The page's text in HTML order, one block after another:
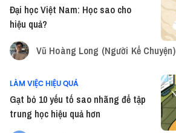
Đại học Việt Nam: Học sao cho
hiệu quả?
Vũ Hoàng Long (Người Kể Chuyện)
LÀM VIỆC HIỆU QUẢ
Gạt bỏ 10 yếu tố sao nhãng để tập
trung học hiệu quả hơn